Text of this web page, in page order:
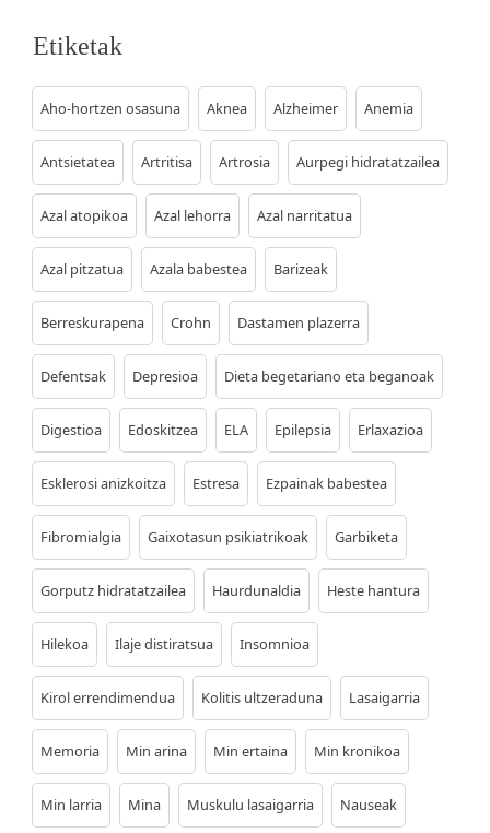
Etiketak
Aho-hortzen osasuna Aknea Alzheimer Anemia
Antsietatea Artritisa Artrosia Aurpegi hidratatzailea
Azal atopikoa Azal lehorra Azal narritatua
Azal pitzatua Azala babestea Barizeak
Berreskurapena Crohn Dastamen plazerra
Defentsak Depresioa Dieta begetariano eta beganoak
Digestioa Edoskitzea ELA Epilepsia Erlaxazioa
Esklerosi anizkoitza Estresa Ezpainak babestea
Fibromialgia Gaixotasun psikiatrikoak Garbiketa
Gorputz hidratatzailea Haurdunaldia Heste hantura
Hilekoa Ilaje distiratsua Insomnioa
Kirol errendimendua Kolitis ultzeraduna Lasaigarria
Memoria Min arina Min ertaina Min kronikoa
Min larria Mina Muskulu lasaigarria Nauseak